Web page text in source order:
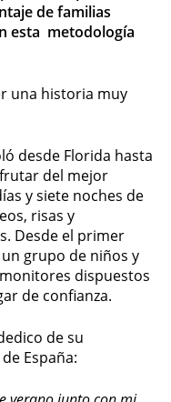
de familias
esta metodología
una historia muy
desde Florida hasta
del mejor
y siete noches de
risas y
Desde el primer
grupo de niños y
dispuestos
de confianza.
de su
España: